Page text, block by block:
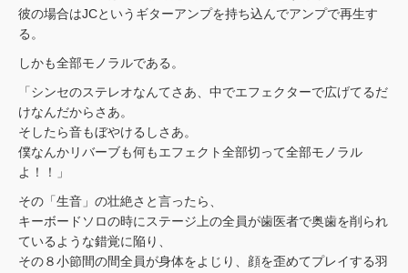
彼の場合はJCというギターアンプを持ち込んでアンプで再生す
る。
しかも全部モノラルである。
「シンセのステレオなんてさあ、中でエフェクターで広げてるだ
けなんだからさあ。
そしたら音もぼやけるしさあ。
僕なんかリバーブも何もエフェクト全部切って全部モノラル
よ！！」
その「生音」の壮絶さと言ったら、
キーボードソロの時にステージ上の全員が歯医者で奥歯を削られ
ているような錯覚に陥り、
その８小節間の間全員が身体をよじり、顔を歪めてプレイする羽